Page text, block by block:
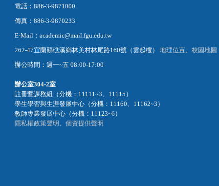
電話：886-3-9871000
傳真：886-3-9870233
E-Mail：academic@mail.fgu.edu.tw
262-47宜蘭縣礁溪鄉林美村林尾路160號（雲起樓） 地理位置
校園地圖
辦公時間：週一~五 08:00-17:00
辦公室304-2室
註冊暨課務組（分機：11111~3、11115）
學生學習與生涯發展中心（分機：11160、11162~3）
教師專業發展中心（分機：11123~6）
隱私權政策聲明
個資提供聲明